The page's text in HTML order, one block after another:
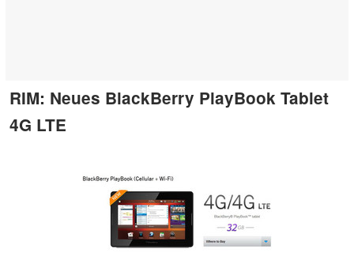
RIM: Neues BlackBerry PlayBook Tablet
4G LTE